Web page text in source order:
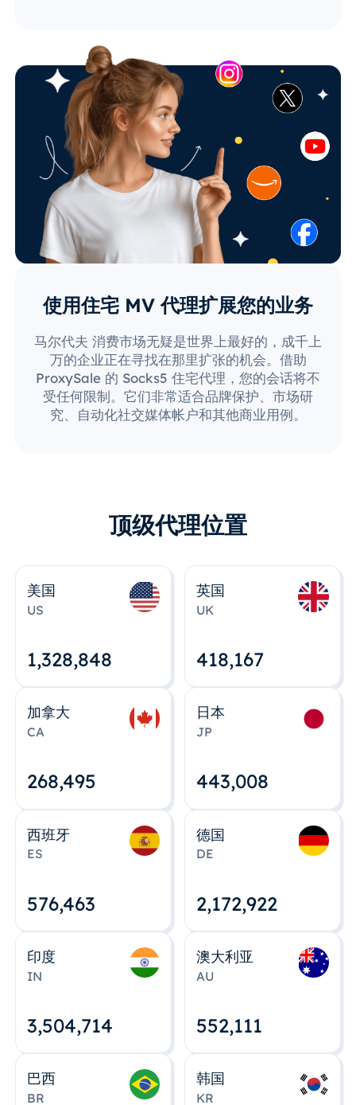
使用住宅 MV 代理扩展您的业务
马尔代夫 消费市场无疑是世界上最好的，成千上
万的企业正在寻找在那里扩张的机会。借助
ProxySale 的 Socks5 住宅代理，您的会话将不
受任何限制。它们非常适合品牌保护、市场研
究、自动化社交媒体帐户和其他商业用例。
顶级代理位置
美国
US
1,328,848
英国
UK
418,167
加拿大
CA
268,495
日本
JP
443,008
西班牙
ES
576,463
德国
DE
2,172,922
印度
IN
3,504,715
澳大利亚
AU
552,112
巴西
BR
韩国
KR